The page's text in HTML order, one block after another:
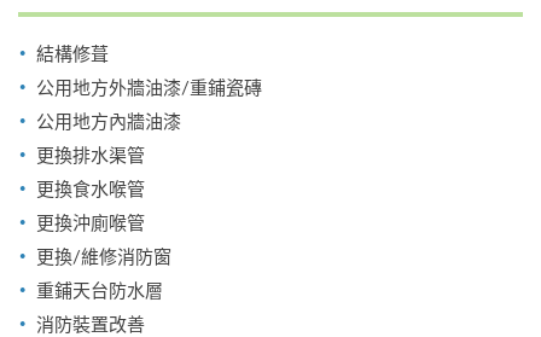
結構修葺
公用地方外牆油漆/重鋪瓷磚
公用地方內牆油漆
更換排水渠管
更換食水喉管
更換沖廁喉管
更換/維修消防窗
重鋪天台防水層
消防裝置改善